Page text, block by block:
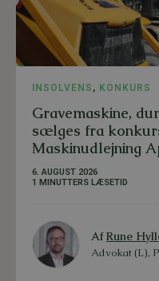
INSOLVENS , KONKURS
Gravemaskine,
sælges fra
Maskinudlejning
6. AUGUST 2026
1 MINUTTERS LÆSETID
AfRune
Advokat (L),